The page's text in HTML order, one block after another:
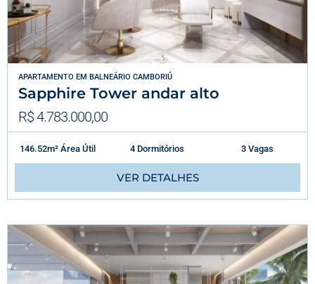
APARTAMENTO EM BALNEÁRIO CAMBORIÚ
Sapphire Tower andar alto
R$ 4.783.000,00
146.52m² Área Útil 4 Dormitórios 3 Vagas
VER DETALHES